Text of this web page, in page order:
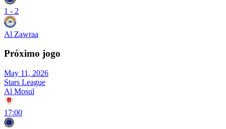
1 - 2
Al Zawraa
Próximo jogo
May 11, 2026
Stars League
Al Mosul
17:00